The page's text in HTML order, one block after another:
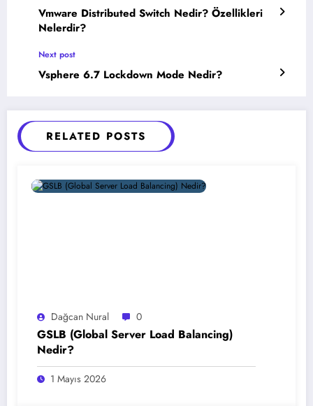
Vmware Distributed Switch Nedir? Özellikleri
Nelerdir?
Next post
Vsphere 6.7 Lockdown Mode Nedir?
RELATED POSTS
Dağcan Nural 0
GSLB (Global Server Load Balancing)
Nedir?
1 Mayıs 2026